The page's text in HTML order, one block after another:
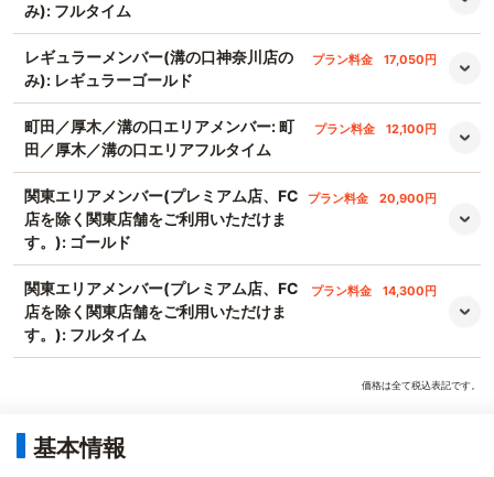
み): フルタイム
レギュラーメンバー(溝の口神奈川店の
み): レギュラーゴールド
プラン料金 17,050円
町田／厚木／溝の口エリアメンバー: 町
田／厚木／溝の口エリアフルタイム
プラン料金 12,100円
関東エリアメンバー(プレミアム店、FC
店を除く関東店舗をご利用いただけま
す。): ゴールド
プラン料金 20,900円
関東エリアメンバー(プレミアム店、FC
店を除く関東店舗をご利用いただけま
す。): フルタイム
プラン料金 14,300円
価格は全て税込表記です。
基本情報